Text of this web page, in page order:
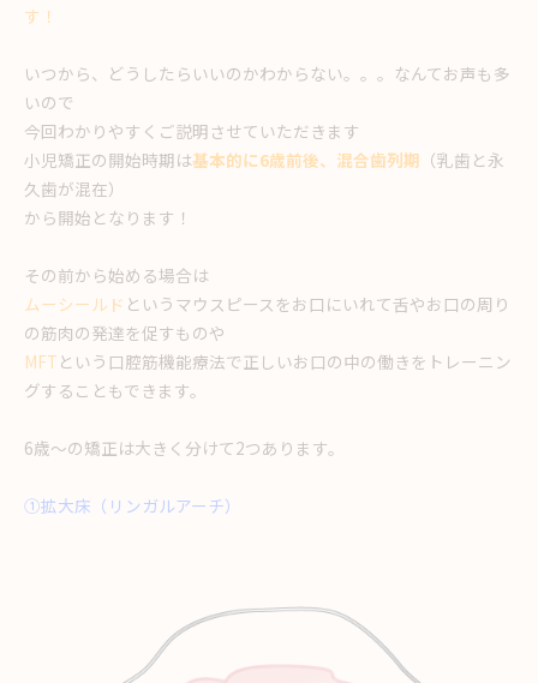
す！
いつから、どうしたらいいのかわからない。。。なんてお声も多
いので
今回わかりやすくご説明させていただきます
小児矯正の開始時期は基本的に6歳前後、混合歯列期 （乳歯と永
久歯が混在）
から開始となります！
その前から始める場合は
ムーシールド というマウスピースをお口にいれて舌やお口の周り
の筋肉の発達を促すものや
MFT という口腔筋機能療法で正しいお口の中の働きをトレーニン
グすることもできます。
6歳〜の矯正は大きく分けて2つあります。
①拡大床（リンガルアーチ）